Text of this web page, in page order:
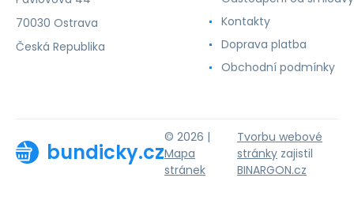
70030 Ostrava
Česká Republika
Kontakty
Doprava platba
Obchodní podmínky
bundicky.cz
© 2026 |
Mapa
stránek
Tvorbu webové
stránky zajistil
BINARGON.cz